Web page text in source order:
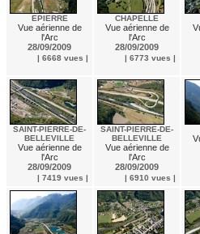
EPIERRE
Vue aérienne de
l'Arc
28/09/2009
| 6668 vues |
CHAPELLE
Vue aérienne de
l'Arc
28/09/2009
| 6773 vues |
SAINT-PIERRE-DE-
BELLEVILLE
Vue aérienne de
l'Arc
28/09/2009
| 7419 vues |
SAINT-PIERRE-DE-
BELLEVILLE
Vue aérienne de
l'Arc
28/09/2009
| 6910 vues |